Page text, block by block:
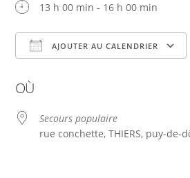
13 h 00 min - 16 h 00 min
AJOUTER AU CALENDRIER
OÙ
Secours populaire
rue conchette, THIERS, puy-de-